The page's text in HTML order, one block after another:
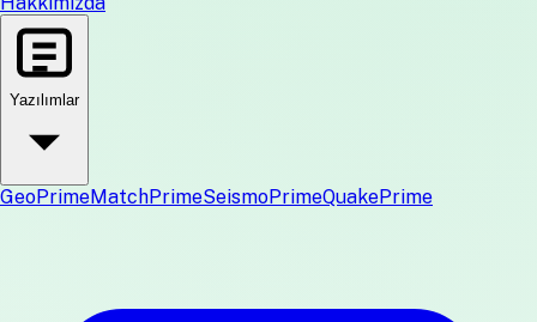
Yazılımlar
GeoPrimeMatchPrimeSeismoPrimeQuakePrime